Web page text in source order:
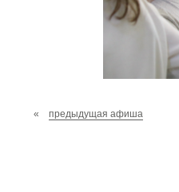
« предыдущая афиша